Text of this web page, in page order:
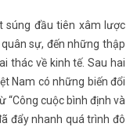
đầu tiên xâm lược
sự, đến những thập
thác về kinh tế. Sau hai
Nam có những biến đổi
“Công cuộc bình định và
đẩy nhanh quá trình đô